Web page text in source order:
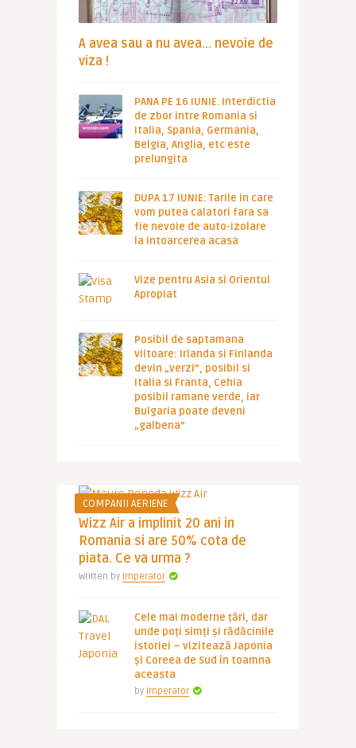
A avea sau a nu avea… nevoie de
viza !
PANA PE 16 IUNIE. Interdictia
de zbor intre Romania si
Italia, Spania, Germania,
Belgia, Anglia, etc este
prelungita
DUPA 17 IUNIE: Tarile in care
vom putea calatori fara sa
fie nevoie de auto-izolare
la intoarcerea acasa
Vize pentru Asia si Orientul
Apropiat
Posibil de saptamana
viitoare: Irlanda si Finlanda
devin „verzi”, posibil si
Italia si Franta, Cehia
posibil ramane verde, iar
Bulgaria poate deveni
„galbena”
COMPANII AERIENE
Wizz Air a implinit 20 ani in
Romania si are 50% cota de
piata. Ce va urma ?
Written by Imperator
Cele mai moderne țări, dar
unde poți simți și rădăcinile
istoriei – vizitează Japonia
și Coreea de Sud în toamna
aceasta
by Imperator